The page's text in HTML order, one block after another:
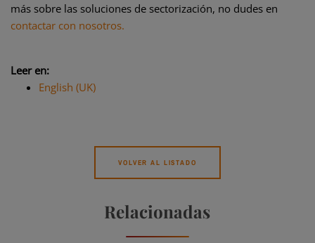
más sobre las soluciones de sectorización, no dudes en
contactar con nosotros.
Leer en:
English (UK)
VOLVER AL LISTADO
Relacionadas